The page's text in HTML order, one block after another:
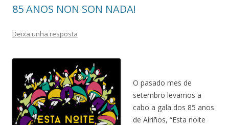
85 ANOS NON SON NADA!
Deixa unha resposta
O pasado mes de
setembro levamos a
cabo a gala dos 85 anos
de Airiños, “Esta noite